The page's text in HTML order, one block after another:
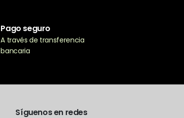
Pago seguro
A través de transferencia
bancaria
Síguenos en redes